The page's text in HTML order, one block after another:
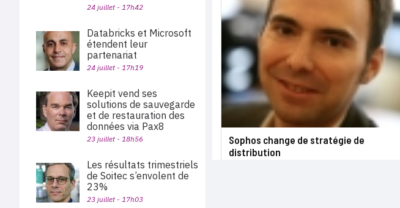
Sophos change de stratégie de
distribution
24 juillet - 17h42
Databricks et Microsoft
étendent leur
partenariat
24 juillet - 17h19
Keepit vend ses
solutions de sauvegarde
et de restauration des
données via Pax8
23 juillet - 18h56
Les résultats trimestriels
de Soitec s’envolent de
23%
23 juillet - 17h03